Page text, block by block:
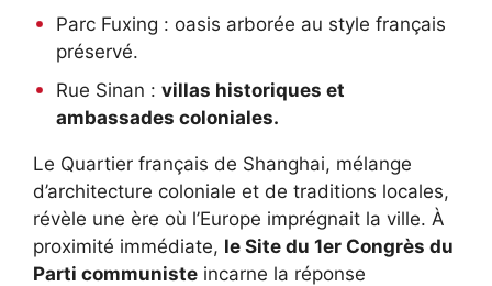
Parc Fuxing : oasis arborée au style français
préservé.
Rue Sinan :villas historiques et
ambassades coloniales.
Le Quartier français de Shanghai, mélange
d’architecture coloniale et de traditions locales,
révèle une ère où l’Europe imprégnait la ville. À
proximité immédiate, le Site du 1er Congrès du
Parti communiste incarne la réponse